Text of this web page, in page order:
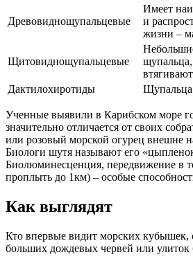
Древовиднощупальцевые
Имеет
и
жизни –
Щитовиднощупальцевые
Дактилохиротиды
Щупальца
Ученные выявили в Карибском море
значительно отличается от своих
или розовый морской огурец внешне
Биологи шутя называют его
Биолюминесценция, передвижение в
проплыть до 1км) – особые
Как выглядят
Кто впервые видит морских кубышек,
больших дождевых червей или улиток